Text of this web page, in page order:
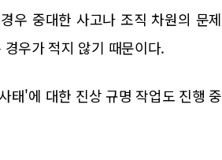
우 중대한 사고나 조직 차원의 문제
우가 적지 않기 때문이다.
태'에 대한 진상 규명 작업도 진행 중